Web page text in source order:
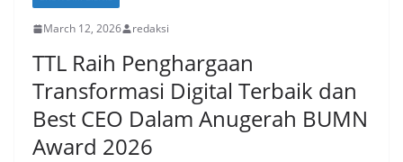
March 12, 2026 redaksi
TTL Raih Penghargaan
Transformasi Digital Terbaik dan
Best CEO Dalam Anugerah BUMN
Award 2026